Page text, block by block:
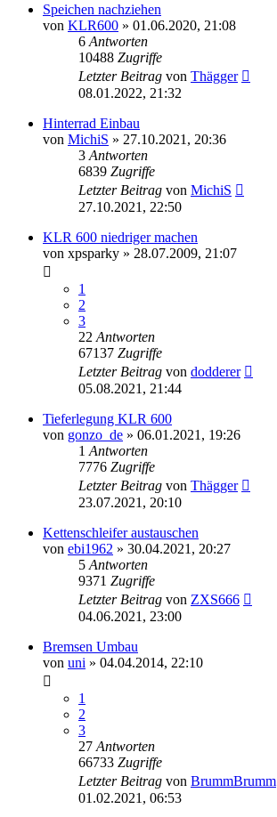
Speichen nachziehen
von KLR600 » 01.06.2020, 21:08
6 Antworten
10488 Zugriffe
Letzter Beitrag von Thägger
08.01.2022, 21:32
Hinterrad Einbau
von MichiS » 27.10.2021, 20:36
3 Antworten
6839 Zugriffe
Letzter Beitrag von MichiS
27.10.2021, 22:50
KLR 600 niedriger machen
von xpsparky » 28.07.2009, 21:07
1
2
3
22 Antworten
67137 Zugriffe
Letzter Beitrag von dodderer
05.08.2021, 21:44
Tieferlegung KLR 600
von gonzo_de » 06.01.2021, 19:26
1 Antworten
7776 Zugriffe
Letzter Beitrag von Thägger
23.07.2021, 20:10
Kettenschleifer austauschen
von ebi1962 » 30.04.2021, 20:27
5 Antworten
9371 Zugriffe
Letzter Beitrag von ZXS666
04.06.2021, 23:00
Bremsen Umbau
von uni » 04.04.2014, 22:10
1
2
3
27 Antworten
66733 Zugriffe
Letzter Beitrag von BrummBrumm
01.02.2021, 06:53